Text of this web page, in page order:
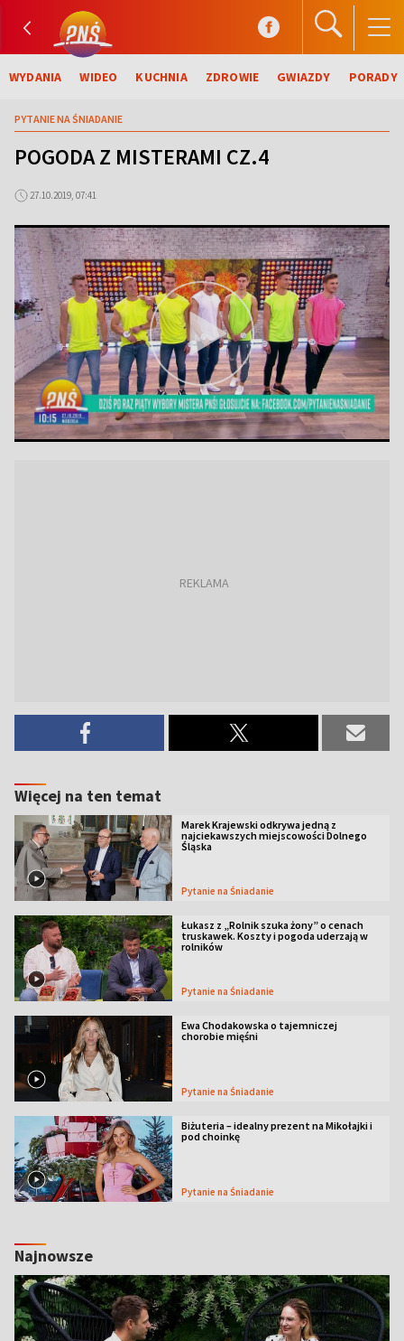
WYDANIA WIDEO KUCHNIA ZDROWIE GWIAZDY PORADY
PYTANIE NA ŚNIADANIE
POGODA Z MISTERAMI CZ.4
27.10.2019, 07:41
Więcej na ten temat
Marek Krajewski odkrywa jedną z
najciekawszych miejscowości Dolnego
Śląska
Pytanie na Śniadanie
Łukasz z „Rolnik szuka żony” o cenach
truskawek. Koszty i pogoda uderzają w
rolników
Pytanie na Śniadanie
Ewa Chodakowska o tajemniczej
chorobie mięśni
Pytanie na Śniadanie
Biżuteria – idealny prezent na Mikołajki i
pod choinkę
Pytanie na Śniadanie
Najnowsze